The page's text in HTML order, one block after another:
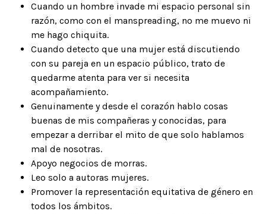
Cuando un hombre invade mi espacio personal sin
razón, como con el manspreading, no me muevo ni
me hago chiquita.
Cuando detecto que una mujer está discutiendo
con su pareja en un espacio público, trato de
quedarme atenta para ver si necesita
acompañamiento.
Genuinamente y desde el corazón hablo cosas
buenas de mis compañeras y conocidas, para
empezar a derribar el mito de que solo hablamos
mal de nosotras.
Apoyo negocios de morras.
Leo solo a autoras mujeres.
Promover la representación equitativa de género en
todos los ámbitos.